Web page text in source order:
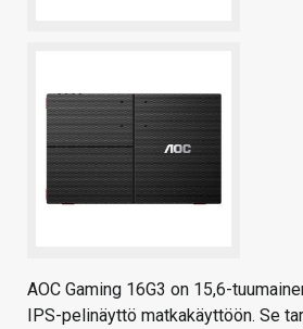
AOC Gaming 16G3 on 15,6-
IPS-pelinäyttö matkakäyttöön. Se